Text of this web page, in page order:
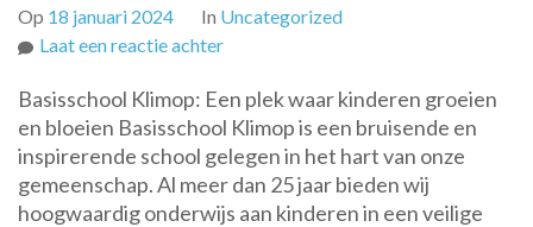
Op 18 januari 2024 In Uncategorized
Laat een reactie achterop
Klimop:
Een
Groene
Oase
voor
Basisschool Klimop: Een plek waar kinderen groeien
en bloeien Basisschool Klimop is een bruisende en
inspirerende school gelegen in het hart van onze
gemeenschap. Al meer dan 25 jaar bieden wij
hoogwaardig onderwijs aan kinderen in een veilige